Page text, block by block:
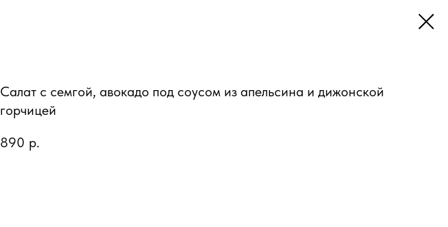
Салат с семгой, авокадо под соусом из апельсина и дижонской
горчицей
890 р.